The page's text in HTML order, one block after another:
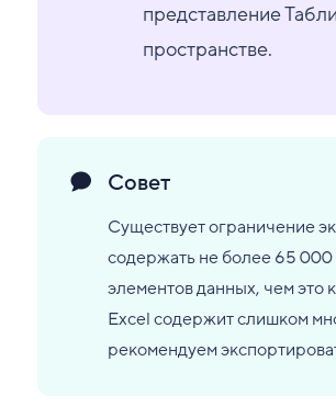
представление
пространстве.
Совет
Существует ограничение
содержать не более 65 000
элементов данных, чем
Excel содержит слишком
рекомендуем